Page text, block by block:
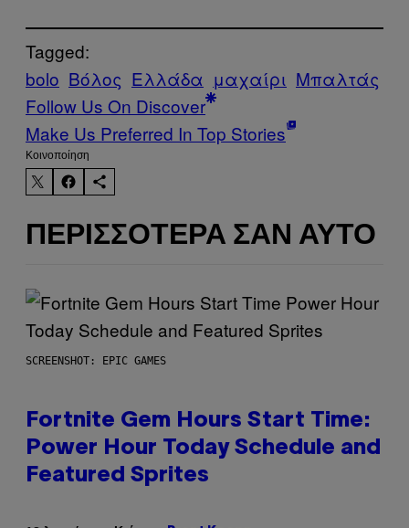
Tagged:
bolo Βόλος Ελλάδα μαχαίρι Μπαλτάς
Follow Us On Discover
Make Us Preferred In Top Stories
Kοινοποίηση
ΠΕΡΙΣΣΌΤΕΡΑ ΣΑΝ ΑΥΤΌ
SCREENSHOT: EPIC GAMES
Fortnite Gem Hours Start Time:
Power Hour Today Schedule and
Featured Sprites